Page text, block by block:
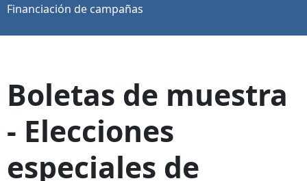
Financiación de campañas
Boletas de muestra
- Elecciones
especiales de